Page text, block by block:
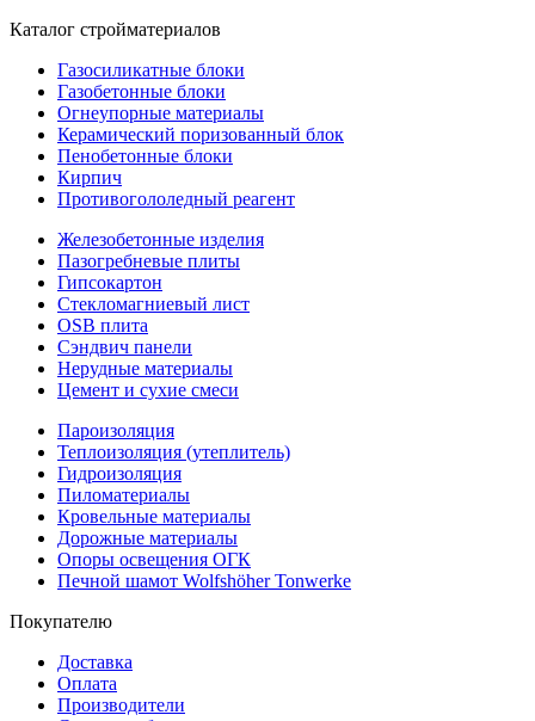
Каталог стройматериалов
Газосиликатные блоки
Газобетонные блоки
Огнеупорные материалы
Керамический поризованный блок
Пенобетонные блоки
Кирпич
Противогололедный реагент
Железобетонные изделия
Пазогребневые плиты
Гипсокартон
Стекломагниевый лист
OSB плита
Сэндвич панели
Нерудные материалы
Цемент и сухие смеси
Пароизоляция
Теплоизоляция (утеплитель)
Гидроизоляция
Пиломатериалы
Кровельные материалы
Дорожные материалы
Опоры освещения ОГК
Печной шамот Wolfshöher Tonwerke
Покупателю
Доставка
Оплата
Производители